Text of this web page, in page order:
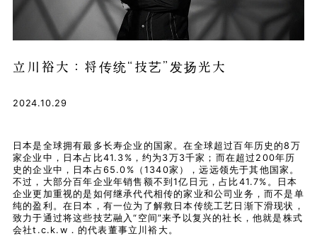
立川裕大：将传统“技艺”发扬光大
2024.10.29
日本是全球拥有最多长寿企业的国家。在全球超过百年历史的8万
家企业中，日本占比41.3%，约为3万3千家；而在超过200年历
史的企业中，日本占65.0%（1340家），远远领先于其他国家。
不过，大部分百年企业年销售额不到1亿日元，占比41.7%。日本
企业更加重视的是如何继承代代相传的家业和公司业务，而不是单
纯的盈利。在日本，有一位为了解救日本传统工艺日渐下滑现状，
致力于通过将这些技艺融入“空间”来予以复兴的社长，他就是株式
会社t.c.k.w．的代表董事立川裕大。